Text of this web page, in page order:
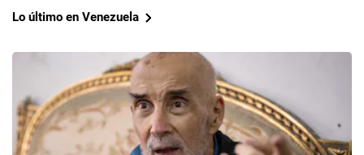
Lo último en Venezuela